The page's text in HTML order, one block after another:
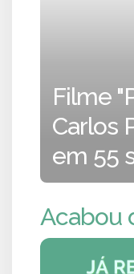
Filme
Carlos
em 55
Acabou